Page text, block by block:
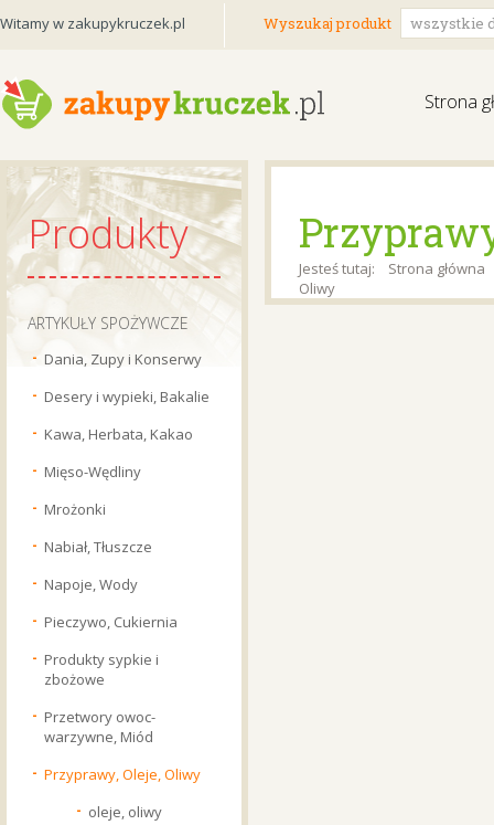
Witamy w zakupykruczek.pl Wyszukaj produkt wszystkie
Strona
Produkty
ARTYKUŁY SPOŻYWCZE
Dania, Zupy i Konserwy
Desery i wypieki, Bakalie
Kawa, Herbata, Kakao
Mięso-Wędliny
Mrożonki
Nabiał, Tłuszcze
Napoje, Wody
Pieczywo, Cukiernia
Produkty sypkie i
zbożowe
Przetwory owoc-
warzywne, Miód
Przyprawy, Oleje, Oliwy
oleje, oliwy
Jesteś tutaj:
Strona główna
Oliwy